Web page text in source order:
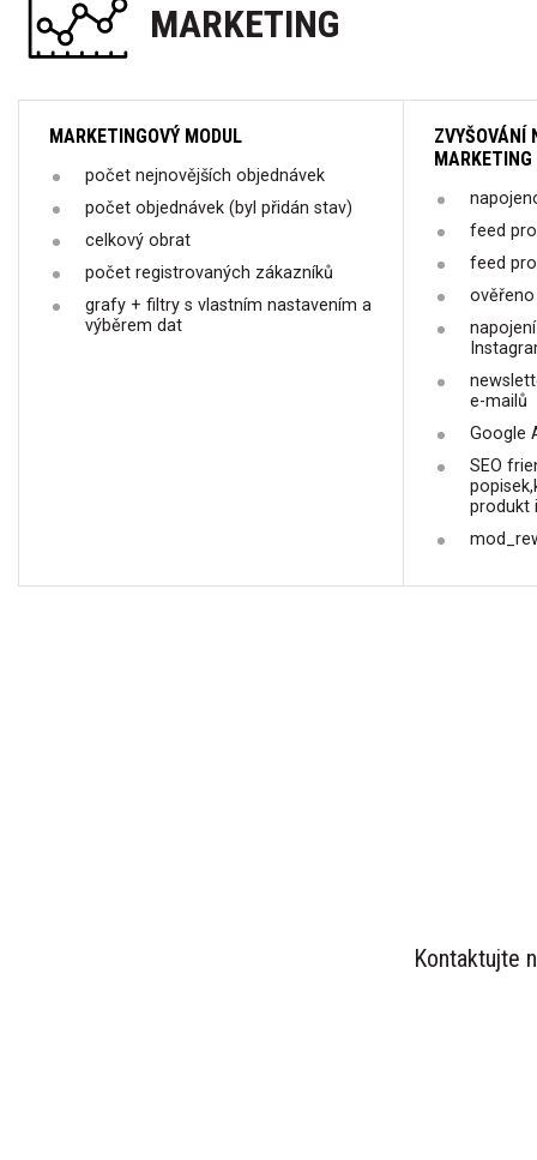
MARKETING
MARKETINGOVÝ MODUL
počet nejnovějších objednávek
počet objednávek (byl přidán stav)
celkový obrat
počet registrovaných zákazníků
grafy + filtry s vlastním nastavením a
výběrem dat
ZVYŠOVÁNÍ
MARKETING
feed
feed
e-mailů
Google
SEO
produkt
Kontaktujte